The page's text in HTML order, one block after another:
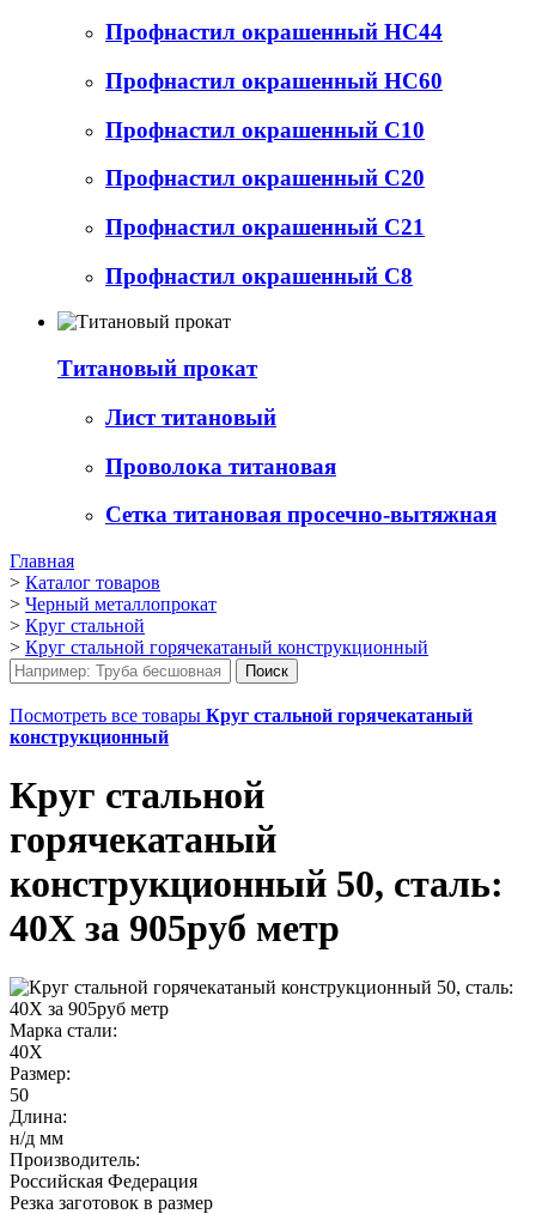
Профнастил окрашенный НС44
Профнастил окрашенный НС60
Профнастил окрашенный С10
Профнастил окрашенный С20
Профнастил окрашенный С21
Профнастил окрашенный С8
Титановый прокат
Лист титановый
Проволока титановая
Сетка титановая просечно-вытяжная
Главная
> Каталог товаров
> Черный металлопрокат
> Круг стальной
> Круг стальной горячекатаный конструкционный
Посмотреть все товары Круг стальной горячекатаный
конструкционный
Круг стальной
горячекатаный
конструкционный 50, сталь:
40Х за 905руб метр
Марка стали:
40Х
Размер:
50
Длина:
н/д мм
Производитель:
Российская Федерация
Резка заготовок в размер